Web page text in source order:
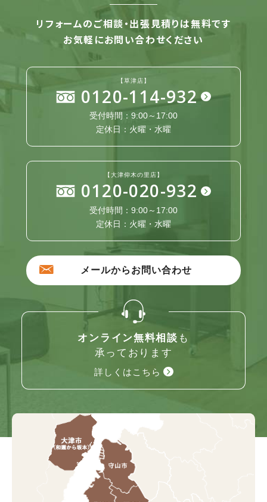
リフォームのご相談・出張見積りは無料です
お気軽にお問い合わせください
【草津店】
0120-114-932
受付時間：9:00～17:00
定休日：火曜・水曜
【大津仰木の里店】
0120-020-932
受付時間：9:00～17:00
定休日：火曜・水曜
メールからお問い合わせ
オンライン無料相談 も
承っております
詳しくはこちら